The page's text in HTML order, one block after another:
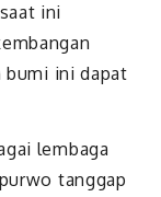
ini
bumi ini dapat
lembaga
tanggap